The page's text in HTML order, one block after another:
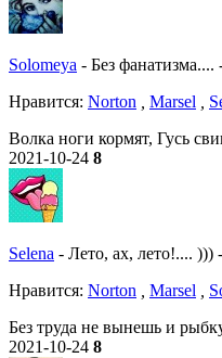
Solomeya - Без фанатизма....
Нравитcя: Norton , Marsel ,
Волка ноги кормят, Гусь
2021-10-24 8
Selena - Лето, ах, лето!.... ))) -
Нравитcя: Norton , Marsel ,
Без труда не вынешь и
2021-10-24 8